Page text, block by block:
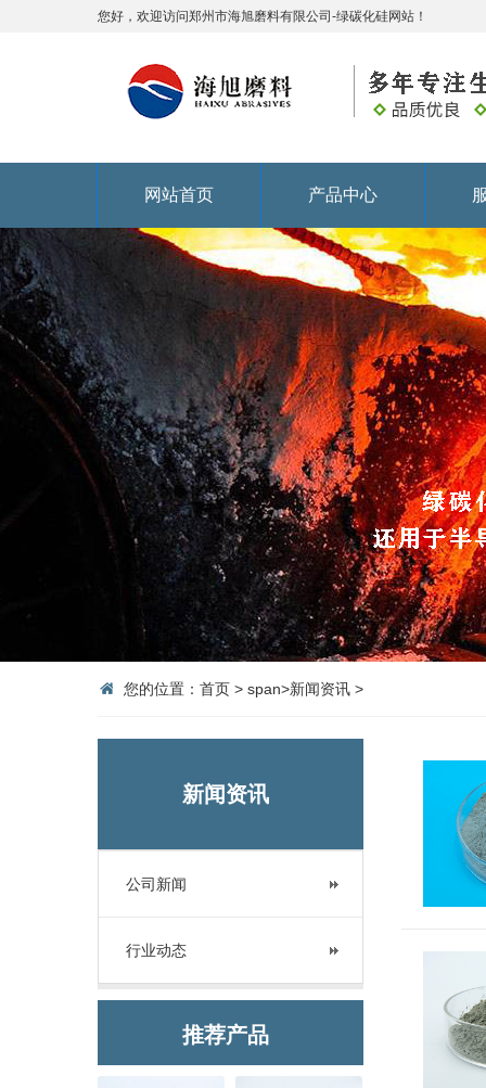
您好，欢迎访问郑州市海旭磨料有限公司-绿碳化硅网站！
网站首页 产品中心
您的位置： 首页 > span>新闻资讯 >
新闻资讯
公司新闻
行业动态
推荐产品